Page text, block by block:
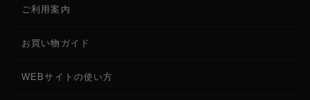
ご利用案内
お買い物ガイド
WEBサイトの使い方